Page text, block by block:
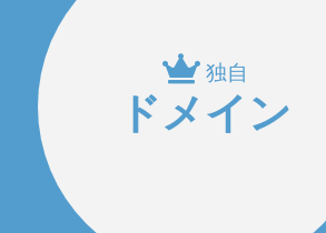
独自
ドメイン